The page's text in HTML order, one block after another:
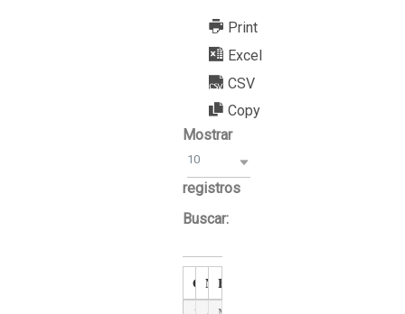
Print
Excel
CSV
Copy
Mostrar
10
registros
Buscar:
ORDNOME
FUNÇÃO